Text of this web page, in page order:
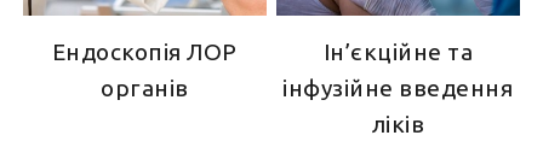
Ендоскопія ЛОР
органів
Ін’єкційне та
інфузійне введення
ліків